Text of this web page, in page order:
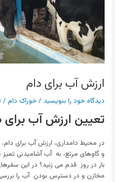
ارزش آب برای دام
دیدگاه‌ خود را بنویسید /خوراک دام /
تعیین ارزش آب برای
در محیط دامداری، ارزش آب برای
و گاوهای مرتع، به آب آشامیدنی تمیز
بار در روز قدم می زنید؟ در این
مخازن و در دسترس بودن آب را